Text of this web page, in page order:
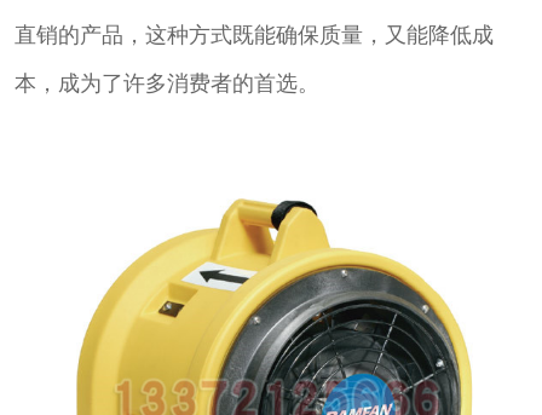
直销的产品，这种方式既能确保质量，又能降低成
本，成为了许多消费者的首选。